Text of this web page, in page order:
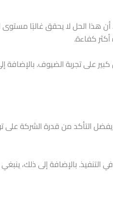
هذا الحل لا يحقق غالبًا
كفاءة.
على تجربة الضيوف. بالإضافة
يفضل التأكد من قدرة الشركة
بالإضافة إلى ذلك،